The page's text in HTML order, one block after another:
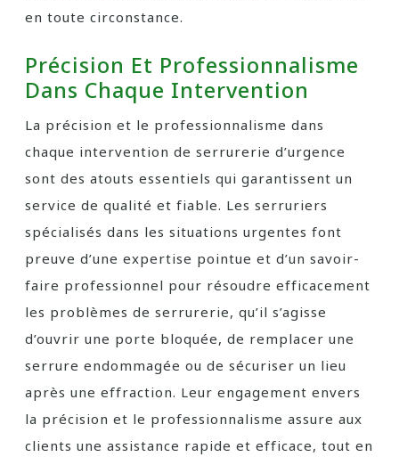
en toute circonstance.
Précision Et Professionnalisme
Dans Chaque Intervention
La précision et le professionnalisme dans
chaque intervention de serrurerie d’urgence
sont des atouts essentiels qui garantissent un
service de qualité et fiable. Les serruriers
spécialisés dans les situations urgentes font
preuve d’une expertise pointue et d’un savoir-
faire professionnel pour résoudre efficacement
les problèmes de serrurerie, qu’il s’agisse
d’ouvrir une porte bloquée, de remplacer une
serrure endommagée ou de sécuriser un lieu
après une effraction. Leur engagement envers
la précision et le professionnalisme assure aux
clients une assistance rapide et efficace, tout en